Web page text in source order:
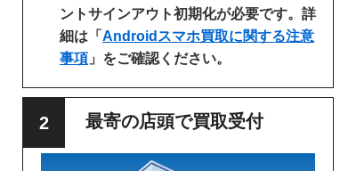
ントサインアウト初期化が必要です。詳
細は「 Androidスマホ買取に関する注意
事項 」をご確認ください。
最寄の店頭で買取受付